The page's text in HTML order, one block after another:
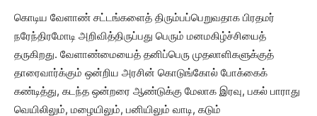
கொடிய வேளாண் சட்டங்களைத் திரும்பப்பெறுவதாக பிரதமர்
நரேந்திரமோடி அறிவித்திருப்பது பெரும் மனமகிழ்ச்சியைத்
தருகிறது. வேளாண்மையைத் தனிப்பெரு முதலாளிகளுக்குத்
தாரைவார்க்கும் ஒன்றிய அரசின் கொடுங்கோல் போக்கைக்
கண்டித்து, கடந்த ஒன்றரை ஆண்டுக்கு மேலாக இரவு, பகல் பாராது
வெயிலிலும், மழையிலும், பனியிலும் வாடி, கடும்